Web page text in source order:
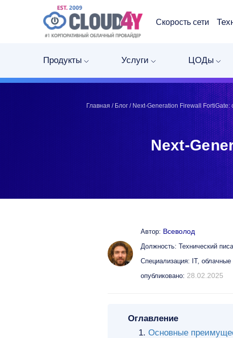
Скорость сети
Продукты Услуги ЦОДы
Главная / Блог / Next-Generation Firewall FortiGate:
Next-
Автор: Всеволод
Должность: Технический
Специализация: IT, облачные
опубликовано: 28.02.2025
Telegram
Твитнуть
LinkedIn
Оглавление
Основные
Telegram
Твитнуть
LinkedIn